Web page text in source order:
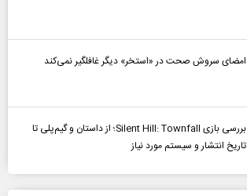
امضای سروش صحت در «استخر» دیگر غافلگیر نمی‌کند
بررسی بازی Silent Hill: Townfall؛ از داستان و گیم‌پلی تا
تاریخ انتشار و سیستم مورد نیاز